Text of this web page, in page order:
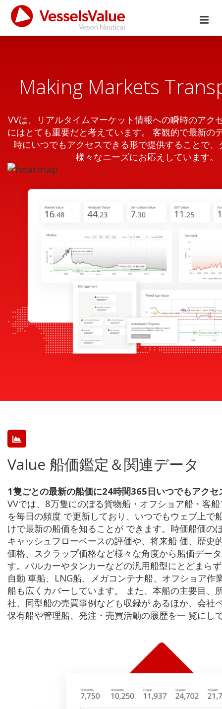
Making Markets
VVは、リアルタイムマーケット情報への瞬時のアク
にはとても重要だと考えています。 客観的で最新の
時にいつでもアクセスできる形で提供することで、
様々なニーズにお応えしています。
Value 船価鑑定＆関連データ
1隻ごとの最新の船価に24時間365日いつでもアクセ
VVでは、8万隻にのぼる貨物船・オフショア船・客
を毎日の頻度 で更新しており、いつでもウェブ上で
けで最新の船価を知ることが できます。時価船価の
キャッシュフローベースの評価や、将来船 価、歴史
価格、スクラップ価格など様々な角度から船価デー
す。バルカーやタンカーなどの汎用船型にとどまら
自動 車船、LNG船、メガコンテナ船、オフショア作
船も広くカバーしています。 また、本船の主要目、
社、同型船の売買事例なども収録が あるほか、会社
保有船や管理船、発注・売買活動の履歴を一 覧にし